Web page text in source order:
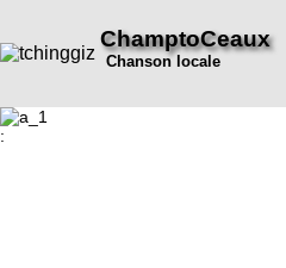
ChamptoCeaux
Chanson locale
: